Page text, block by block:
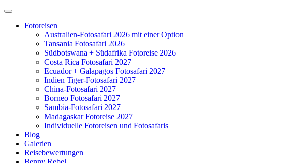
Zum
springenFotoreisen
Australien-Fotosafari 2026 mit einer Option
Tansania Fotosafari 2026
Südbotswana + Südafrika Fotoreise 2026
Costa Rica Fotosafari 2027
Ecuador + Galapagos Fotosafari 2027
Indien Tiger-Fotosafari 2027
China-Fotosafari 2027
Borneo Fotosafari 2027
Sambia-Fotosafari 2027
Madagaskar Fotoreise 2027
Individuelle Fotoreisen und Fotosafaris
Blog
Galerien
Reisebewertungen